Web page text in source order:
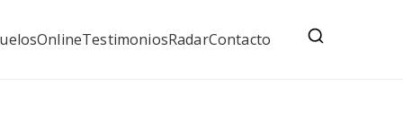
OnlineTestimoniosRadarContacto